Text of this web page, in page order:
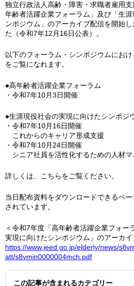
独立行政法人高齢・障害・求職者雇用
年齢者活躍企業フォーラム」及び「生
ンポジウム」のアーカイブ配信を開始
た（令和7年12月16日公表）。
以下のフォーラム・シンポジウムにお
をご覧になれます。
●高年齢者活躍企業フォーラム
・令和7年10月3日開催
●生涯現役社会の実現に向けたシンポジ
・令和7年10月16日開催
これからのキャリア形成支援
・令和7年10月24日開催
シニア社員を活性化するための人材マ
詳しくは、こちらをご覧ください。
当日配布資料をダウンロードできるペ
されています。
＜令和7年度「高年齢者活躍企業フォー
実現に向けたシンポジウム」のアーカイ
https://www.jeed.go.jp/elderly/news/
att/s8vmin0000004mch.pdf
この記事が含まれるカテゴリー